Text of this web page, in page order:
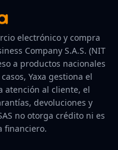
electrónico y compra
Company S.A.S. (NIT
a productos nacionales
Yaxa gestiona el
atención al cliente, el
devoluciones y
no otorga crédito ni es
financiero.